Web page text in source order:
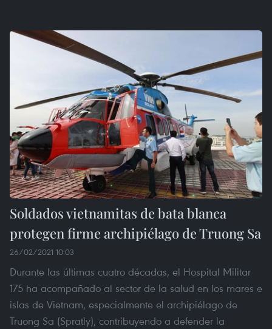
Soldados vietnamitas de bata blanca
protegen firme archipiélago de Truong Sa
26/02/2021 10:03
Durante las últimas cuatro décadas, el Hospital Militar
175 ha acompañado al sector de la salud en los mares e
islas de Vietnam, especialmente el archipiélago de
Truong Sa (Spratly), contribuyendo a defender la